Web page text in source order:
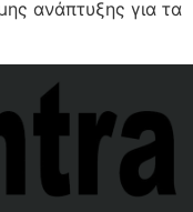
ανάπτυξης για τα